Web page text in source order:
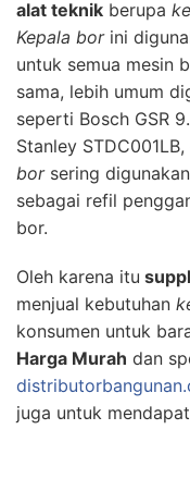
alat teknik berupa
Kepala borini
untuk semua mesin
sama, lebih umum
seperti Bosch GSR
Stanley
bor sering
sebagai refil
bor.
Oleh karena itu
menjual kebutuhan
konsumen untuk
Harga Murah dan
juga untuk